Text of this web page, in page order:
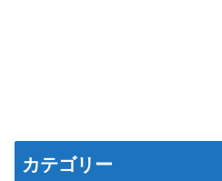
カテゴリー